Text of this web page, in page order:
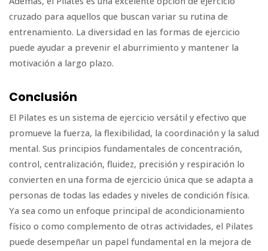
cruzado para aquellos que buscan variar su rutina de
entrenamiento. La diversidad en las formas de ejercicio
puede ayudar a prevenir el aburrimiento y mantener la
motivación a largo plazo.
Conclusión
El Pilates es un sistema de ejercicio versátil y efectivo que
promueve la fuerza, la flexibilidad, la coordinación y la salud
mental. Sus principios fundamentales de concentración,
control, centralización, fluidez, precisión y respiración lo
convierten en una forma de ejercicio única que se adapta a
personas de todas las edades y niveles de condición física.
Ya sea como un enfoque principal de acondicionamiento
físico o como complemento de otras actividades, el Pilates
puede desempeñar un papel fundamental en la mejora de